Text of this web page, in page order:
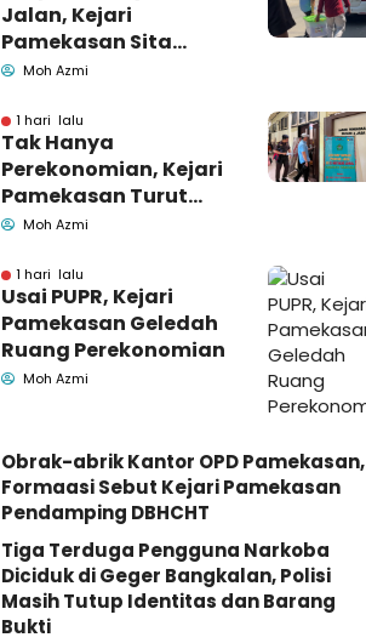
Jalan, Kejari
Pamekasan Sita
Berkas dari Ruang
Moh Azmi
1 hari lalu
Tak Hanya
Perekonomian, Kejari
Pamekasan Turut
Geledah Ruang
Jasa
Moh Azmi
1 hari lalu
Usai PUPR, Kejari
Pamekasan Geledah
Ruang Perekonomian
Moh Azmi
Obrak-abrik Kantor OPD Pamekasan,
Formaasi Sebut Kejari Pamekasan
Pendamping DBHCHT
Tiga Terduga Pengguna Narkoba
Diciduk di Geger Bangkalan, Polisi
Masih Tutup Identitas dan Barang
Bukti